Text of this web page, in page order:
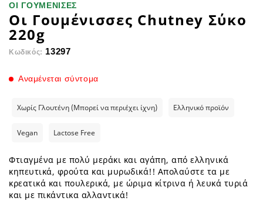
ΟΙ ΓΟΥΜΕΝΙΣΕΣ
Οι Γουμένισσες Chutney Σύκο
220g
Κωδικός: 13297
Αναμένεται σύντομα
Χωρίς Γλουτένη (Μπορεί να περιέχει ίχνη) Ελληνικό προϊόν
Vegan Lactose Free
Φτιαγμένα με πολύ μεράκι και αγάπη, από ελληνικά
κηπευτικά, φρούτα και μυρωδικά!! Απολαύστε τα με
κρεατικά και πουλερικά, με ώριμα κίτρινα ή λευκά τυριά
και με πικάντικα αλλαντικά!